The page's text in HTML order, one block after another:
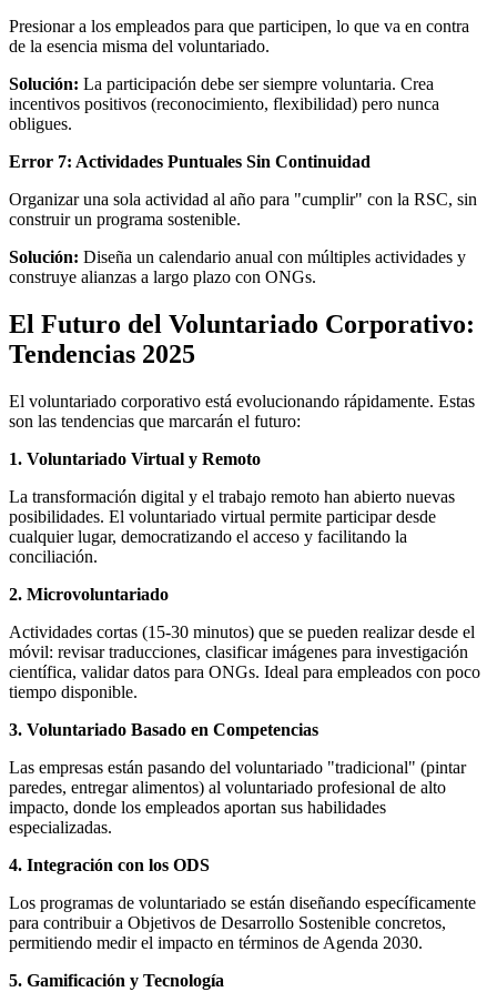
Presionar a los empleados para que participen, lo que va en contra
de la esencia misma del voluntariado.
Solución: La participación debe ser siempre voluntaria. Crea
incentivos positivos (reconocimiento, flexibilidad) pero nunca
obligues.
Error 7: Actividades Puntuales Sin Continuidad
Organizar una sola actividad al año para "cumplir" con la RSC, sin
construir un programa sostenible.
Solución: Diseña un calendario anual con múltiples actividades y
construye alianzas a largo plazo con ONGs.
El Futuro del Voluntariado Corporativo:
Tendencias 2025
El voluntariado corporativo está evolucionando rápidamente. Estas
son las tendencias que marcarán el futuro:
1. Voluntariado Virtual y Remoto
La transformación digital y el trabajo remoto han abierto nuevas
posibilidades. El voluntariado virtual permite participar desde
cualquier lugar, democratizando el acceso y facilitando la
conciliación.
2. Microvoluntariado
Actividades cortas (15-30 minutos) que se pueden realizar desde el
móvil: revisar traducciones, clasificar imágenes para investigación
científica, validar datos para ONGs. Ideal para empleados con poco
tiempo disponible.
3. Voluntariado Basado en Competencias
Las empresas están pasando del voluntariado "tradicional" (pintar
paredes, entregar alimentos) al voluntariado profesional de alto
impacto, donde los empleados aportan sus habilidades
especializadas.
4. Integración con los ODS
Los programas de voluntariado se están diseñando específicamente
para contribuir a Objetivos de Desarrollo Sostenible concretos,
permitiendo medir el impacto en términos de Agenda 2030.
5. Gamificación y Tecnología